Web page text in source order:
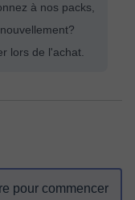
à nos packs,
lors de l'achat.
pour commencer